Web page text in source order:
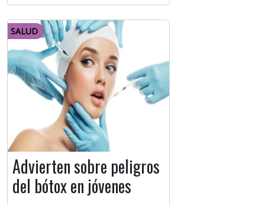
SALUD
Advierten sobre peligros
del bótox en jóvenes